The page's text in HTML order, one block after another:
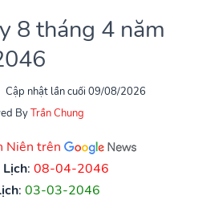
8 tháng 4 năm
Cập nhật lần cuối 09/08/2026
ByTrần Chung
Niên trên
Lịch: 08-04-2046
: 03-03-2046